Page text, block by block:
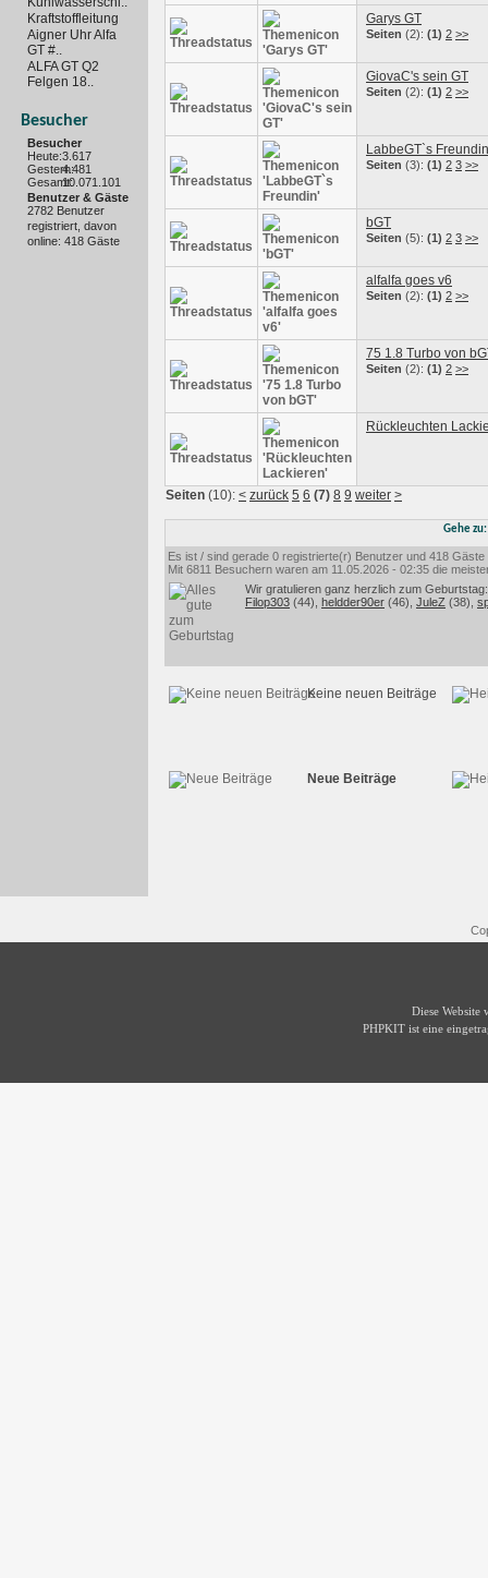
Kraftstoffleitung
Aigner Uhr Alfa
GT #..
ALFA GT Q2
Felgen 18..
Besucher
Besucher
Heute:3.617
Gestern:4.481
Gesamt:10.071.101
Benutzer & Gäste
2782 Benutzer
registriert, davon
online: 418 Gäste
Garys GT
Seiten (2): (1) 2 >>
GiovaC's sein GT
Seiten (2): (1) 2 >>
LabbeGT`s Freundin
Seiten (3): (1) 2 3 >>
bGT
Seiten (5): (1) 2 3 >>
alfalfa goes v6
Seiten (2): (1) 2 >>
75 1.8 Turbo von
Seiten (2): (1) 2 >>
Rückleuchten
Seiten (10): < zurück 5 6 (7) 8 9 weiter >
Gehe
Es ist / sind gerade 0 registrierte(r) Benutzer und 418
Mit 6811 Besuchern waren am 11.05.2026 - 02:35 die
Wir gratulieren ganz herzlich zum Geburtstag:
Filop303 (44), heldder90er (46), JuleZ (38),
Keine neuen Beiträge
Neue Beiträge
Diese Website
PHPKIT ist eine